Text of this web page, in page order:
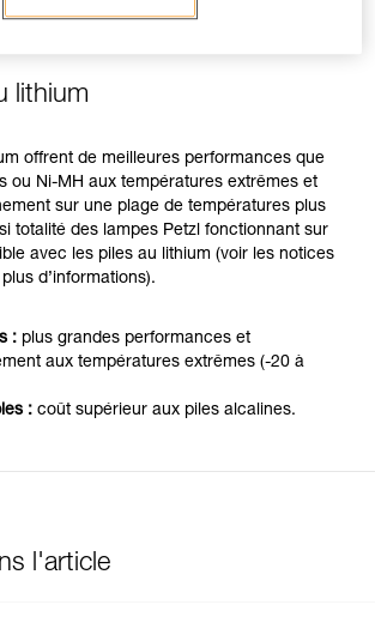
lithium
offrent de meilleures performances que
ou Ni-MH aux températures extrêmes et
sur une plage de températures plus
totalité des lampes Petzl fonctionnant sur
avec les piles au lithium (voir les notices
d’informations).
: plus grandes performances et
aux températures extrêmes (-20 à
: coût supérieur aux piles alcalines.
l'article